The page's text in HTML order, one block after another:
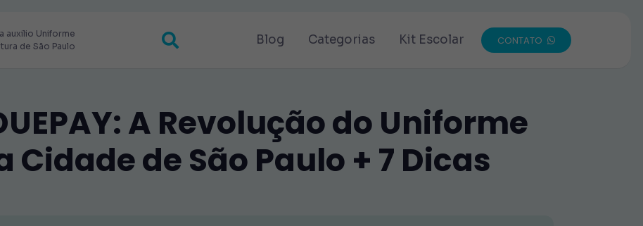
auxilio Uniforme
de São Paulo
Blog Categorias Kit Escolar CONTATO
A Revolução do Uniforme
Cidade de São Paulo + 7 Dicas